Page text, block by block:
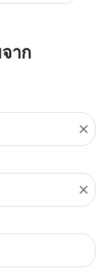
าก
close
close